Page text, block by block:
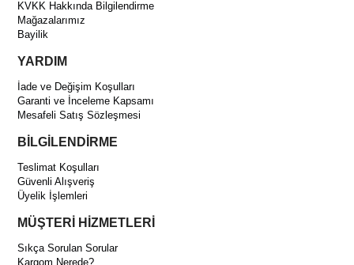
KVKK Hakkında Bilgilendirme
Mağazalarımız
Bayilik
YARDIM
İade ve Değişim Koşulları
Garanti ve İnceleme Kapsamı
Mesafeli Satış Sözleşmesi
BİLGİLENDİRME
Teslimat Koşulları
Güvenli Alışveriş
Üyelik İşlemleri
MÜŞTERİ HİZMETLERİ
Sıkça Sorulan Sorular
Kargom Nerede?